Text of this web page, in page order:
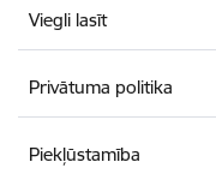
Viegli lasīt
Privātuma politika
Piekļūstamība